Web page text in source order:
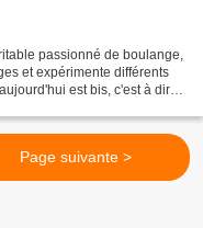
passionné de boulange,
et expérimente différents
est bis, c'est à dire
Page suivante >